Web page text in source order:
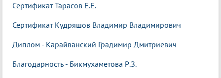
Сертификат Тарасов Е.Е.
Сертификат Кудряшов Владимир Владимирович
Диплом - Карайванский Градимир Дмитриевич
Благодарность - Бикмухаметова Р.З.